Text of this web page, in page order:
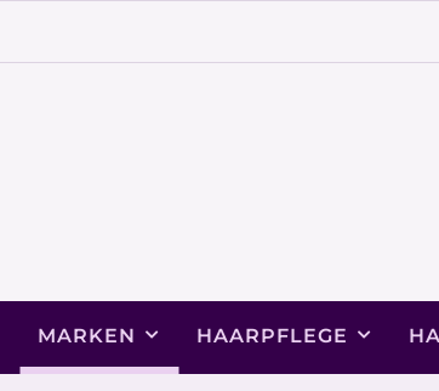
MARKEN HAARPFLEGE